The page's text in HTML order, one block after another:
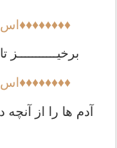
آدم ها را از آنچه